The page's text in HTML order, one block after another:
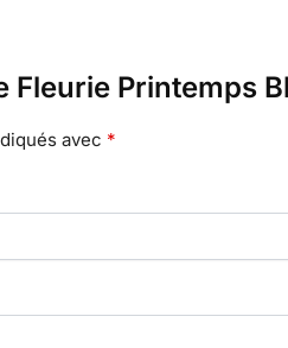
Fleurie Printemps
avec *